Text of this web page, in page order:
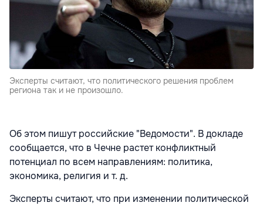
Эксперты считают, что политического решения проблем
региона так и не произошло.
Об этом пишут российские "Ведомости". В докладе
сообщается, что в Чечне растет конфликтный
потенциал по всем направлениям: политика,
экономика, религия и т. д.
Эксперты считают, что при изменении политической